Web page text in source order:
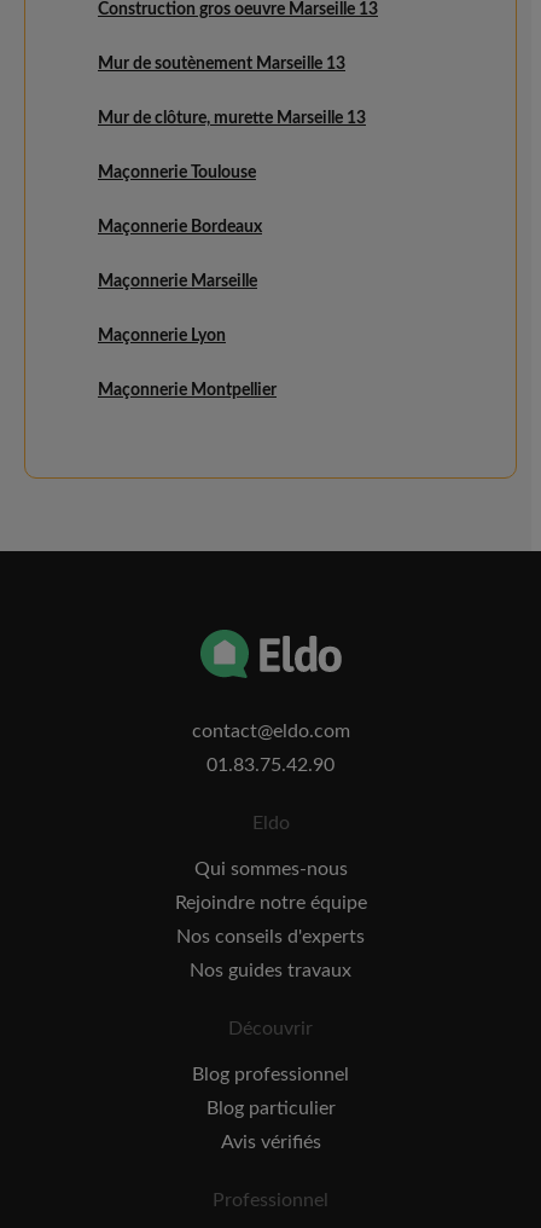
Construction gros oeuvre Marseille 13
Mur de soutènement Marseille 13
Mur de clôture, murette Marseille 13
Maçonnerie Toulouse
Maçonnerie Bordeaux
Maçonnerie Marseille
Maçonnerie Lyon
Maçonnerie Montpellier
contact@eldo.com
01.83.75.42.90
Eldo
Qui sommes-nous
Rejoindre notre équipe
Nos conseils d'experts
Nos guides travaux
Découvrir
Blog professionnel
Blog particulier
Avis vérifiés
Professionnel